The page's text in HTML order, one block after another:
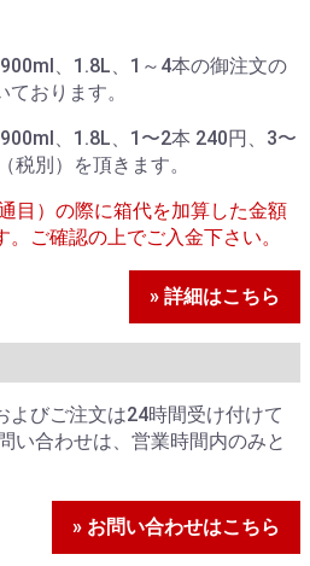
、1.8L、1～4本の御注文の
おります。
、1.8L、1〜2本 240円、3〜
税別）を頂きます。
目）の際に箱代を加算した金額
ご確認の上でご入金下さい。
» 詳細はこちら
よびご注文は24時間受け付けて
い合わせは、営業時間内のみと
» お問い合わせはこちら